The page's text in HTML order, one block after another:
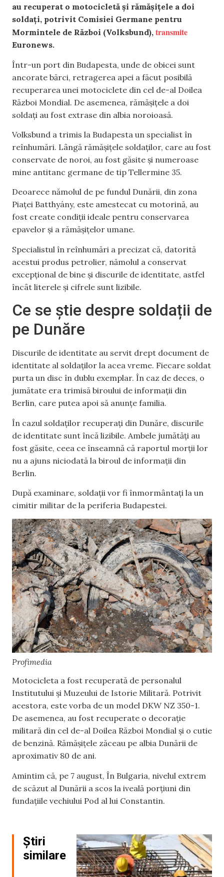
au recuperat o motocicletă și rămășițele a doi
soldați, potrivit Comisiei Germane pentru
Mormintele de Război (Volksbund), transmite
Euronews.
Într-un port din Budapesta, unde de obicei sunt
ancorate bărci, retragerea apei a făcut posibilă
recuperarea unei motociclete din cel de-al Doilea
Război Mondial. De asemenea, rămășițele a doi
soldați au fost extrase din albia noroioasă.
Volksbund a trimis la Budapesta un specialist în
reînhumări. Lângă rămășițele soldaților, care au fost
conservate de noroi, au fost găsite și numeroase
mine antitanc germane de tip Tellermine 35.
Deoarece nămolul de pe fundul Dunării, din zona
Piaței Batthyány, este amestecat cu motorină, au
fost create condiții ideale pentru conservarea
epavelor și a rămășițelor umane.
Specialistul în reînhumări a precizat că, datorită
acestui produs petrolier, nămolul a conservat
excepțional de bine și discurile de identitate, astfel
încât literele și cifrele sunt lizibile.
Ce se știe despre soldații de
pe Dunăre
Discurile de identitate au servit drept document de
identitate al soldaților la acea vreme. Fiecare soldat
purta un disc în dublu exemplar. În caz de deces, o
jumătate era trimisă biroului de informații din
Berlin, care putea apoi să anunțe familia.
În cazul soldaților recuperați din Dunăre, discurile
de identitate sunt încă lizibile. Ambele jumătăți au
fost găsite, ceea ce înseamnă că raportul morții lor
nu a ajuns niciodată la biroul de informații din
Berlin.
După examinare, soldații vor fi înmormântați la un
cimitir militar de la periferia Budapestei.
Profimedia
Motocicleta a fost recuperată de personalul
Institutului și Muzeului de Istorie Militară. Potrivit
acestora, este vorba de un model DKW NZ 350-1.
De asemenea, au fost recuperate o decorație
militară din cel de-al Doilea Război Mondial și o cutie
de benzină. Rămășițele zăceau pe albia Dunării de
aproximativ 80 de ani.
Amintim că, pe 7 august, În Bulgaria, nivelul extrem
de scăzut al Dunării a scos la iveală porţiuni din
fundaţiile vechiului Pod al lui Constantin.
Știri
similare